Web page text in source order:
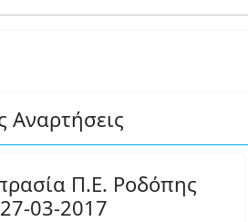
Αναρτήσεις
Π.Ε. Ροδόπης
03-2017